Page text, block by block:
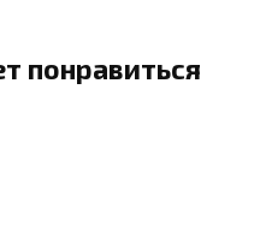
понравиться